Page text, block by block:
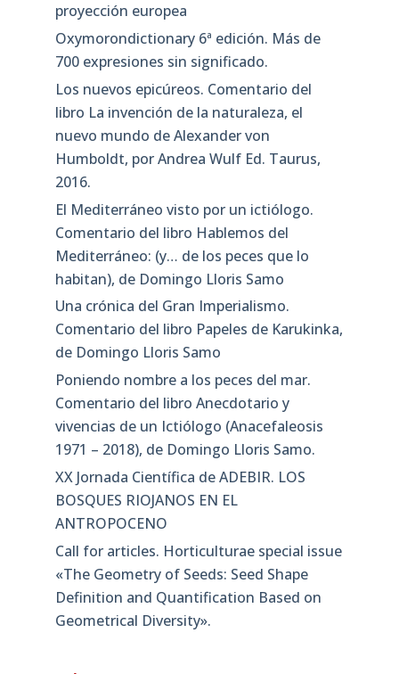
proyección europea
Oxymorondictionary 6ª edición. Más de
700 expresiones sin significado.
Los nuevos epicúreos. Comentario del
libro La invención de la naturaleza, el
nuevo mundo de Alexander von
Humboldt, por Andrea Wulf Ed. Taurus,
2016.
El Mediterráneo visto por un ictiólogo.
Comentario del libro Hablemos del
Mediterráneo: (y… de los peces que lo
habitan), de Domingo Lloris Samo
Una crónica del Gran Imperialismo.
Comentario del libro Papeles de Karukinka,
de Domingo Lloris Samo
Poniendo nombre a los peces del mar.
Comentario del libro Anecdotario y
vivencias de un Ictiólogo (Anacefaleosis
1971 – 2018), de Domingo Lloris Samo.
XX Jornada Científica de ADEBIR. LOS
BOSQUES RIOJANOS EN EL
ANTROPOCENO
Call for articles. Horticulturae special issue
«The Geometry of Seeds: Seed Shape
Definition and Quantification Based on
Geometrical Diversity»​.